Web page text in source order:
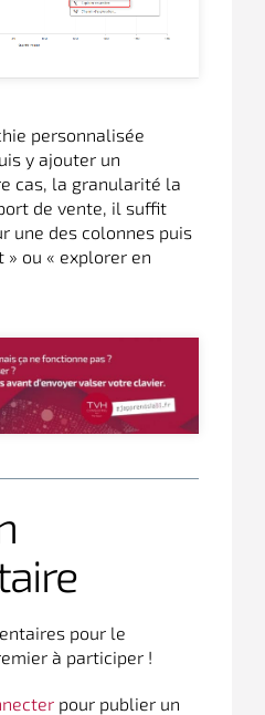
personnalisée
y ajouter un
cas, la granularité la
de vente, il suffit
une des colonnes puis
» ou « explorer en
pour le
à participer !
pour publier un